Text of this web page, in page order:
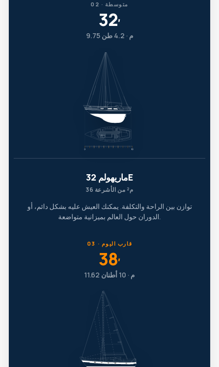
02 · متوسطة
32′
9.75 م · 4.2 طن
ماريهولم 32E
36 م² من الأشرعة
توازن بين الراحة والتكلفة. يمكنك العيش عليه بشكل دائم، أو
الدوران حول العالم بميزانية متواضعة.
03 · قارب اليوم
38′
11.62 م · 10 أطنان